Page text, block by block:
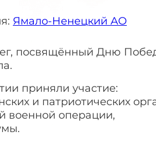
Ямало-Ненецкий АО
посвящённый Дню
приняли участие:
и патриотических
военной операции,